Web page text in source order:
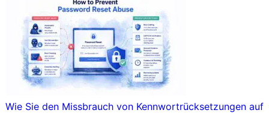
Wie Sie den Missbrauch von Kennwortrücksetzungen auf